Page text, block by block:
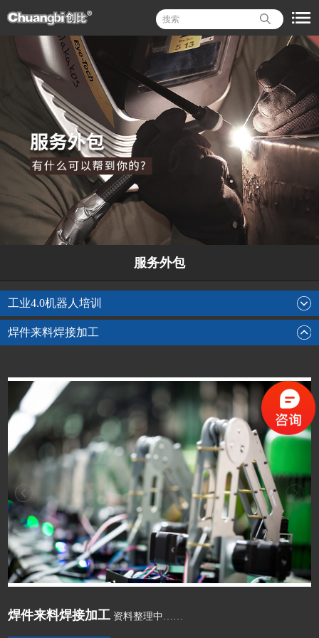
服务外包
工业4.0机器人培训
焊件来料焊接加工
焊件来料焊接加工 资料整理中……